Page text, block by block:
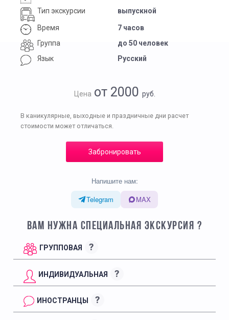
Тип экскурсии
выпускной
Время
7 часов
Группа
до 50 человек
Язык
Русский
Цена от 2000 руб.
В каникулярные, выходные и праздничные дни расчет
стоимости может отличаться.
Забронировать
Напишите нам:
Telegram
MAX
ВАМ НУЖНА СПЕЦИАЛЬНАЯ ЭКСКУРСИЯ ?
ГРУППОВАЯ ?
ИНДИВИДУАЛЬНАЯ ?
ИНОСТРАНЦЫ ?